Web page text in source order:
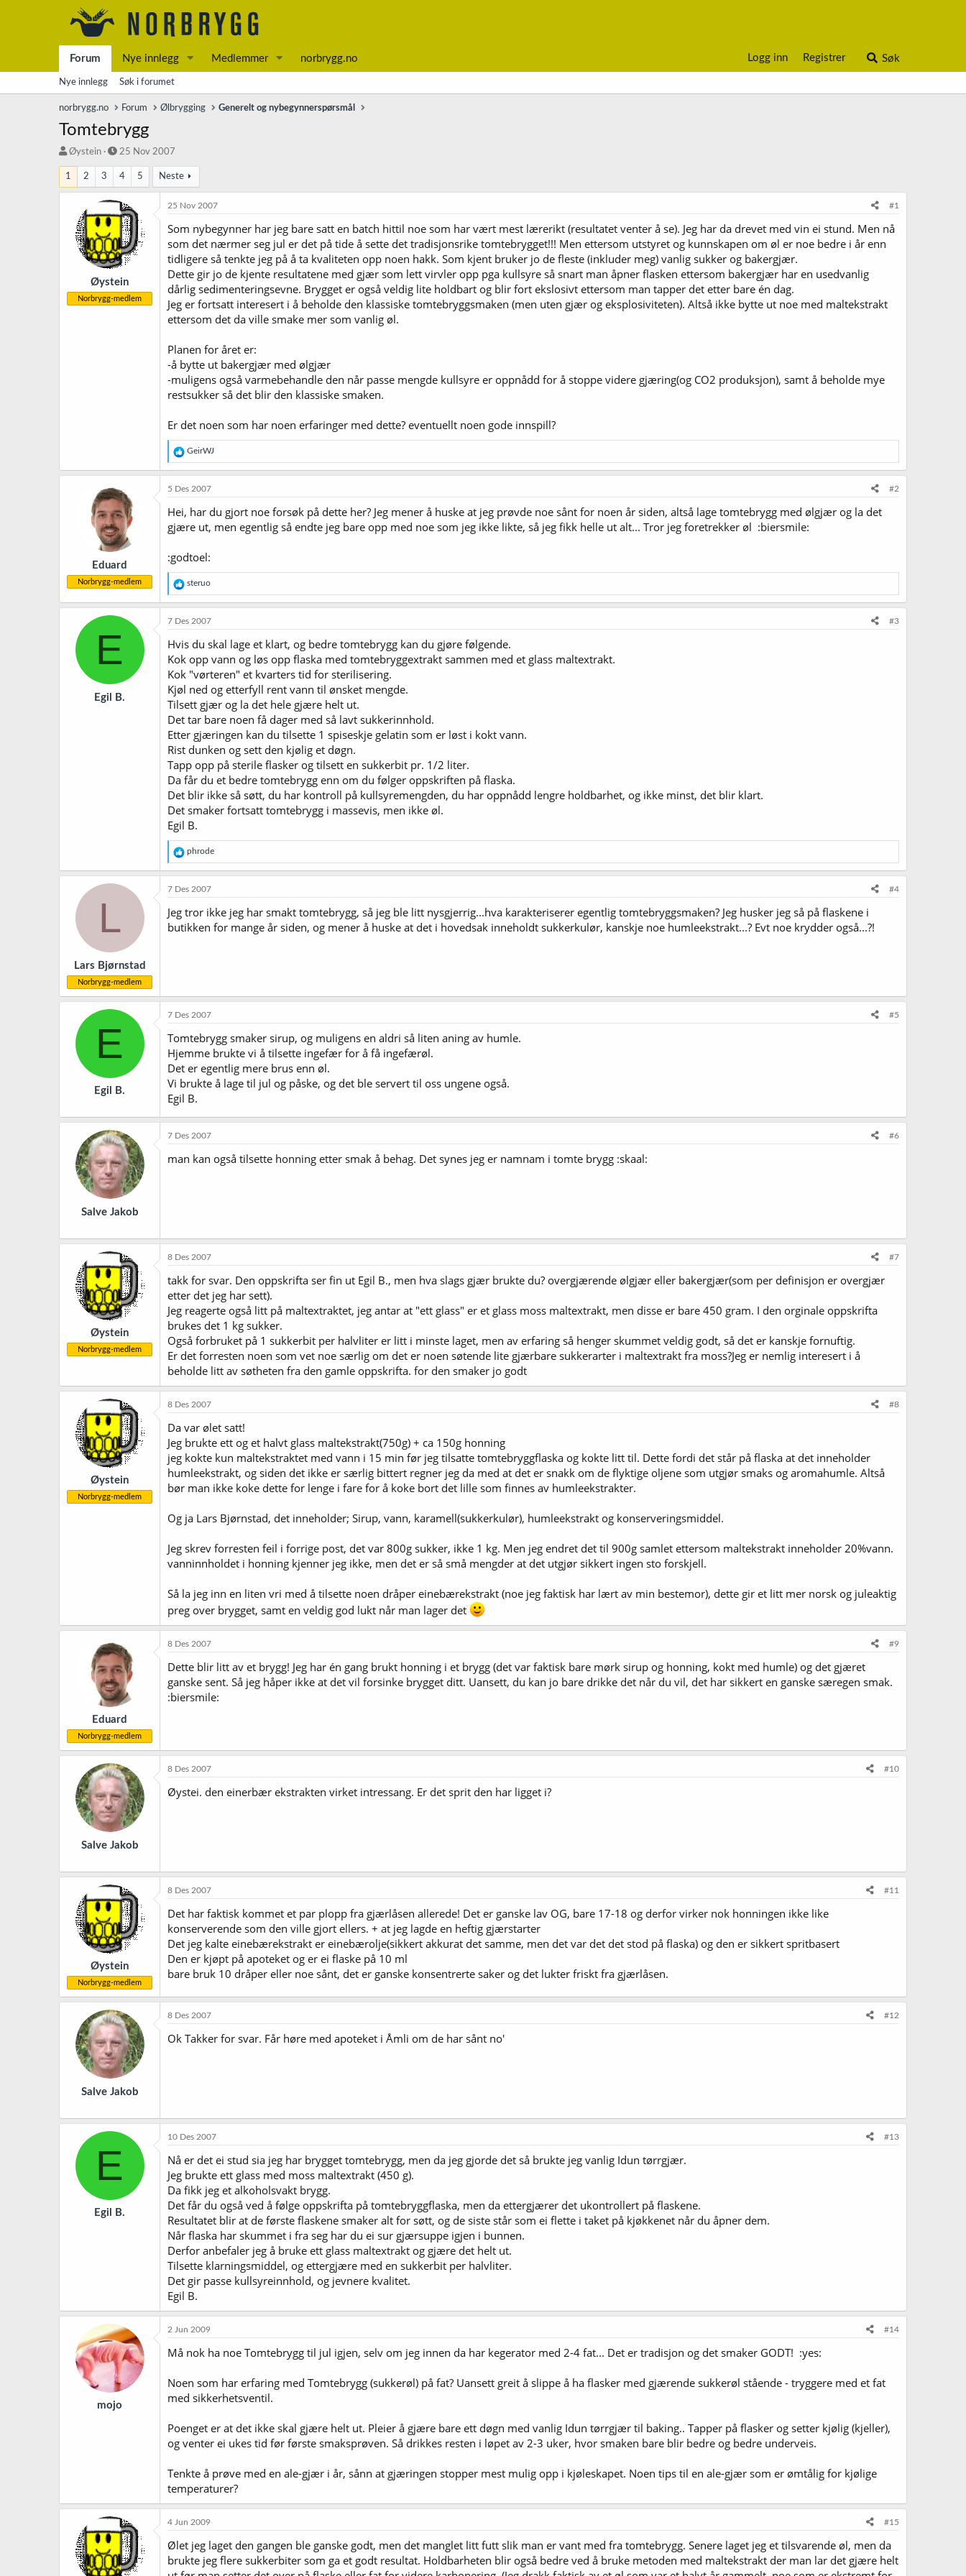
Forum Nye innlegg Medlemmer norbrygg.no Logg inn Registrer Søk
Nye innlegg Søk i forumet
norbrygg.no Forum Ølbrygging Generelt og nybegynnerspørsmål
Tomtebrygg
T
r
å
d
Øystein
S
a
r
t
d
a
t
o
25 Nov 2007
1 2 3 4 5 Neste
Øystein
Norbrygg-medlem
25 Nov 2007 #1
Som nybegynner har jeg bare satt en batch hittil noe som har vært mest lærerikt (resultatet venter å se). Jeg har da drevet med vin ei stund. Men nå
som det nærmer seg jul er det på tide å sette det tradisjonsrike tomtebrygget!!! Men ettersom utstyret og kunnskapen om øl er noe bedre i år enn
tidligere så tenkte jeg på å ta kvaliteten opp noen hakk. Som kjent bruker jo de fleste (inkluder meg) vanlig sukker og bakergjær.
Dette gir jo de kjente resultatene med gjær som lett virvler opp pga kullsyre så snart man åpner flasken ettersom bakergjær har en usedvanlig
dårlig sedimenteringsevne. Brygget er også veldig lite holdbart og blir fort ekslosivt ettersom man tapper det etter bare én dag.
Jeg er fortsatt interesert i å beholde den klassiske tomtebryggsmaken (men uten gjær og eksplosiviteten). Altså ikke bytte ut noe med maltekstrakt
ettersom det da ville smake mer som vanlig øl.
Planen for året er:
-å bytte ut bakergjær med ølgjær
-muligens også varmebehandle den når passe mengde kullsyre er oppnådd for å stoppe videre gjæring(og CO2 produksjon), samt å beholde mye
restsukker så det blir den klassiske smaken.
Er det noen som har noen erfaringer med dette? eventuellt noen gode innspill?
R
e
a
o
n
r
GeirWJ
Eduard
Norbrygg-medlem
5 Des 2007 #2
Hei, har du gjort noe forsøk på dette her? Jeg mener å huske at jeg prøvde noe sånt for noen år siden, altså lage tomtebrygg med ølgjær og la det
gjære ut, men egentlig så endte jeg bare opp med noe som jeg ikke likte, så jeg fikk helle ut alt... Tror jeg foretrekker øl :biersmile:
:godtoel:
R
e
a
o
n
e
steruo
E
Egil B.
7 Des 2007 #3
Hvis du skal lage et klart, og bedre tomtebrygg kan du gjøre følgende.
Kok opp vann og løs opp flaska med tomtebryggextrakt sammen med et glass maltextrakt.
Kok "vørteren" et kvarters tid for sterilisering.
Kjøl ned og etterfyll rent vann til ønsket mengde.
Tilsett gjær og la det hele gjære helt ut.
Det tar bare noen få dager med så lavt sukkerinnhold.
Etter gjæringen kan du tilsette 1 spiseskje gelatin som er løst i kokt vann.
Rist dunken og sett den kjølig et døgn.
Tapp opp på sterile flasker og tilsett en sukkerbit pr. 1/2 liter.
Da får du et bedre tomtebrygg enn om du følger oppskriften på flaska.
Det blir ikke så søtt, du har kontroll på kullsyremengden, du har oppnådd lengre holdbarhet, og ikke minst, det blir klart.
Det smaker fortsatt tomtebrygg i massevis, men ikke øl.
Egil B.
R
e
a
j
o
n
phrode
L
Lars Bjørnstad
Norbrygg-medlem
7 Des 2007 #4
Jeg tror ikke jeg har smakt tomtebrygg, så jeg ble litt nysgjerrig...hva karakteriserer egentlig tomtebryggsmaken? Jeg husker jeg så på flaskene i
butikken for mange år siden, og mener å huske at det i hovedsak inneholdt sukkerkulør, kanskje noe humleekstrakt...? Evt noe krydder også...?!
E
Egil B.
7 Des 2007 #5
Tomtebrygg smaker sirup, og muligens en aldri så liten aning av humle.
Hjemme brukte vi å tilsette ingefær for å få ingefærøl.
Det er egentlig mere brus enn øl.
Vi brukte å lage til jul og påske, og det ble servert til oss ungene også.
Egil B.
Salve Jakob
7 Des 2007 #6
man kan også tilsette honning etter smak å behag. Det synes jeg er namnam i tomte brygg :skaal:
Øystein
Norbrygg-medlem
8 Des 2007 #7
takk for svar. Den oppskrifta ser fin ut Egil B., men hva slags gjær brukte du? overgjærende ølgjær eller bakergjær(som per definisjon er overgjær
etter det jeg har sett).
Jeg reagerte også litt på maltextraktet, jeg antar at "ett glass" er et glass moss maltextrakt, men disse er bare 450 gram. I den orginale oppskrifta
brukes det 1 kg sukker.
Også forbruket på 1 sukkerbit per halvliter er litt i minste laget, men av erfaring så henger skummet veldig godt, så det er kanskje fornuftig.
Er det forresten noen som vet noe særlig om det er noen søtende lite gjærbare sukkerarter i maltextrakt fra moss?Jeg er nemlig interesert i å
beholde litt av søtheten fra den gamle oppskrifta. for den smaker jo godt
Øystein
Norbrygg-medlem
8 Des 2007 #8
Da var ølet satt!
Jeg brukte ett og et halvt glass maltekstrakt(750g) + ca 150g honning
jeg kokte kun maltekstraktet med vann i 15 min før jeg tilsatte tomtebryggflaska og kokte litt til. Dette fordi det står på flaska at det inneholder
humleekstrakt, og siden det ikke er særlig bittert regner jeg da med at det er snakk om de flyktige oljene som utgjør smaks og aromahumle. Altså
bør man ikke koke dette for lenge i fare for å koke bort det lille som finnes av humleekstrakter.
Og ja Lars Bjørnstad, det inneholder; Sirup, vann, karamell(sukkerkulør), humleekstrakt og konserveringsmiddel.
Jeg skrev forresten feil i forrige post, det var 800g sukker, ikke 1 kg. Men jeg endret det til 900g samlet ettersom maltekstrakt inneholder 20%vann.
vanninnholdet i honning kjenner jeg ikke, men det er så små mengder at det utgjør sikkert ingen sto forskjell.
Så la jeg inn en liten vri med å tilsette noen dråper einebærekstrakt (noe jeg faktisk har lært av min bestemor), dette gir et litt mer norsk og juleaktig
preg over brygget, samt en veldig god lukt når man lager det
Eduard
Norbrygg-medlem
8 Des 2007 #9
Dette blir litt av et brygg! Jeg har én gang brukt honning i et brygg (det var faktisk bare mørk sirup og honning, kokt med humle) og det gjæret
ganske sent. Så jeg håper ikke at det vil forsinke brygget ditt. Uansett, du kan jo bare drikke det når du vil, det har sikkert en ganske særegen smak.
:biersmile:
Salve Jakob
8 Des 2007 #10
Øystei. den einerbær ekstrakten virket intressang. Er det sprit den har ligget i?
Øystein
Norbrygg-medlem
8 Des 2007 #11
Det har faktisk kommet et par plopp fra gjærlåsen allerede! Det er ganske lav OG, bare 17-18 og derfor virker nok honningen ikke like
konserverende som den ville gjort ellers. + at jeg lagde en heftig gjærstarter
Det jeg kalte einebærekstrakt er einebærolje(sikkert akkurat det samme, men det var det det stod på flaska) og den er sikkert spritbasert
Den er kjøpt på apoteket og er ei flaske på 10 ml
bare bruk 10 dråper eller noe sånt, det er ganske konsentrerte saker og det lukter friskt fra gjærlåsen.
Salve Jakob
8 Des 2007 #12
Ok Takker for svar. Får høre med apoteket i Åmli om de har sånt no'
E
Egil B.
10 Des 2007 #13
Nå er det ei stud sia jeg har brygget tomtebrygg, men da jeg gjorde det så brukte jeg vanlig Idun tørrgjær.
Jeg brukte ett glass med moss maltextrakt (450 g).
Da fikk jeg et alkoholsvakt brygg.
Det får du også ved å følge oppskrifta på tomtebryggflaska, men da ettergjærer det ukontrollert på flaskene.
Resultatet blir at de første flaskene smaker alt for søtt, og de siste står som ei flette i taket på kjøkkenet når du åpner dem.
Når flaska har skummet i fra seg har du ei sur gjærsuppe igjen i bunnen.
Derfor anbefaler jeg å bruke ett glass maltextrakt og gjære det helt ut.
Tilsette klarningsmiddel, og ettergjære med en sukkerbit per halvliter.
Det gir passe kullsyreinnhold, og jevnere kvalitet.
Egil B.
mojo
2 Jun 2009 #14
Må nok ha noe Tomtebrygg til jul igjen, selv om jeg innen da har kegerator med 2-4 fat... Det er tradisjon og det smaker GODT! :yes:
Noen som har erfaring med Tomtebrygg (sukkerøl) på fat? Uansett greit å slippe å ha flasker med gjærende sukkerøl stående - tryggere med et fat
med sikkerhetsventil.
Poenget er at det ikke skal gjære helt ut. Pleier å gjære bare ett døgn med vanlig Idun tørrgjær til baking.. Tapper på flasker og setter kjølig (kjeller),
og venter ei ukes tid før første smaksprøven. Så drikkes resten i løpet av 2-3 uker, hvor smaken bare blir bedre og bedre underveis.
Tenkte å prøve med en ale-gjær i år, sånn at gjæringen stopper mest mulig opp i kjøleskapet. Noen tips til en ale-gjær som er ømtålig for kjølige
temperaturer?
4 Jun 2009 #15
Ølet jeg laget den gangen ble ganske godt, men det manglet litt futt slik man er vant med fra tomtebrygg. Senere laget jeg et tilsvarende øl, men da
brukte jeg flere sukkerbiter som ga et godt resultat. Holdbarheten blir også bedre ved å bruke metoden med maltekstrakt der man lar det gjære helt